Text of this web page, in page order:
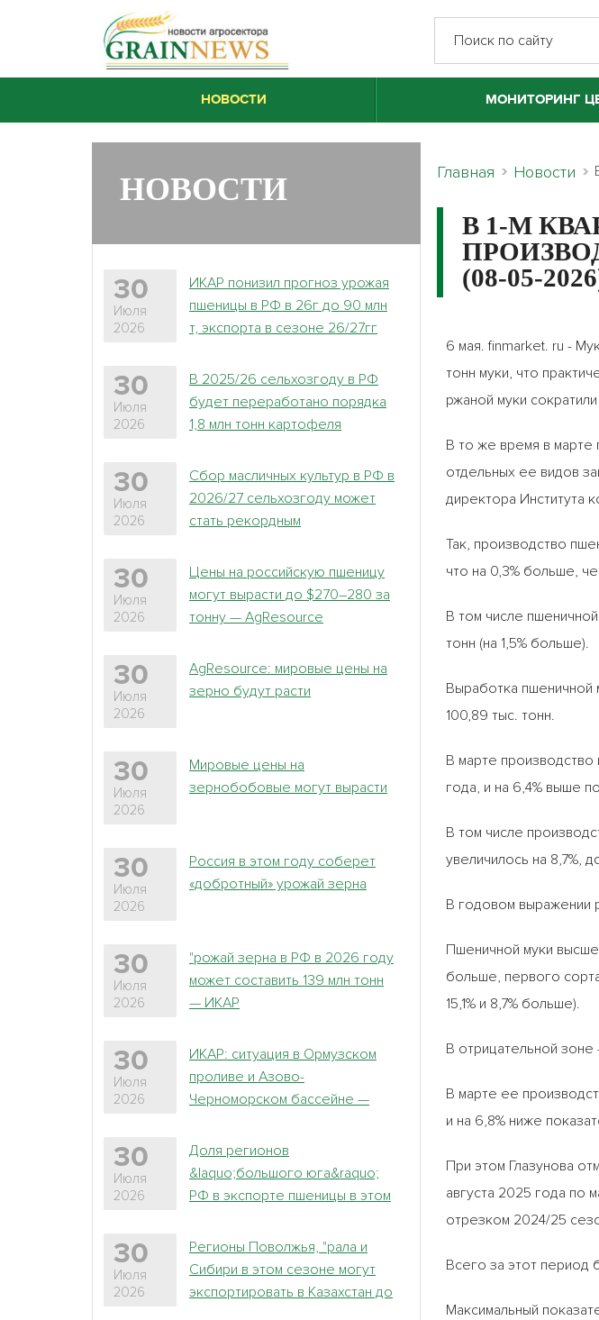
НОВОСТИ МОНИТОРИНГ
Главная Новости
В 1-М
(08-05-
6 мая. finmarket. ru -
тонн муки, что
ржаной муки
В то же время в марте
отдельных ее видов
директора Института
Так, производство
что на 0,3% больше,
В том числе
тонн (на 1,5% больше).
Выработка пшеничной
100,89 тыс. тонн.
В марте
года, и на 6,4% выше
В том числе
увеличилось на 8,7%,
В годовом выражении
Пшеничной муки
больше, первого
15,1% и 8,7% больше).
В отрицательной зоне
В марте ее
и на 6,8% ниже
При этом Глазунова
августа 2025 года по
отрезком 2024/25
Всего за этот период
Максимальный
НОВОСТИ
30
Июля
2026
ИКАР понизил прогноз урожая
пшеницы в РФ в 26г до 90 млн
т, экспорта в сезоне 26/27гг
30
Июля
2026
В 2025/26 сельхозгоду в РФ
будет переработано порядка
1,8 млн тонн картофеля
30
Июля
2026
Сбор масличных культур в РФ в
2026/27 сельхозгоду может
стать рекордным
30
Июля
2026
Цены на российскую пшеницу
могут вырасти до $270–280 за
тонну — AgResource
30
Июля
2026
AgResource: мировые цены на
зерно будут расти
30
Июля
2026
Мировые цены на
зернобобовые могут вырасти
30
Июля
2026
Россия в этом году соберет
«добротный» урожай зерна
30
Июля
2026
"рожай зерна в РФ в 2026 году
может составить 139 млн тонн
— ИКАР
30
Июля
2026
ИКАР: ситуация в Ормузском
проливе и Азово-
Черноморском бассейне —
неопредленности на зерновом
рынке
30
Июля
2026
Доля регионов
&laquo;большого юга&raquo;
РФ в экспорте пшеницы в этом
ИКАР
30
Июля
2026
Регионы Поволжья, "рала и
Сибири в этом сезоне могут
экспортировать в Казахстан до